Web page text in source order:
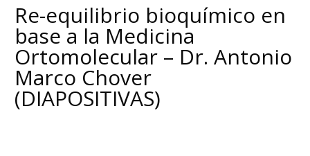
Re-equilibrio bioquímico en
base a la Medicina
Ortomolecular – Dr. Antonio
Marco Chover
(DIAPOSITIVAS)